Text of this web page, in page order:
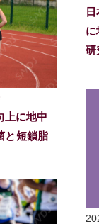
上に地中
と短鎖脂
研